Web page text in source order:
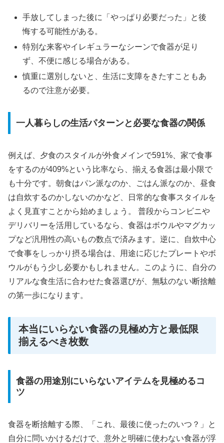
手放してしまった後に「やっぱり必要だった」と後
悔する可能性がある。
特別な来客やイレギュラーなシーンで食器が足り
ず、不便に感じる場合がある。
慎重に選別しないと、生活に支障をきたすこともあ
るので注意が必要。
一人暮らしの生活パターンと必要な食器の関係
例えば、夕食のスタイルが外食メインで591%、家で食事
をするのが409%という比率なら、揃える食器は最小限で
も十分です。朝食はパン派なのか、ごはん派なのか、昼食
は自炊するのかしないのかなど、日常的な食事スタイルを
よく見直すことから始めましょう。 普段からコンビニや
デリバリーを活用しているなら、食器はボウルやマグカッ
プなど汎用性の高いもの数点で済みます。逆に、自炊中心
で食事をしっかり摂る場合は、用途に応じたプレートやボ
ウルがもう少し必要かもしれません。このように、自分の
リアルな食生活に合わせた食器選びが、無駄のない断捨離
の第一歩になります。
本当にいらない食器の見極め方と最低限
揃えるべき枚数
食器の用途別にいらないアイテムを見極めるコ
ツ
食器を断捨離する際、「これ、最後に使ったのいつ？」と
自分に問いかけるだけで、意外と明確に使わない食器が浮